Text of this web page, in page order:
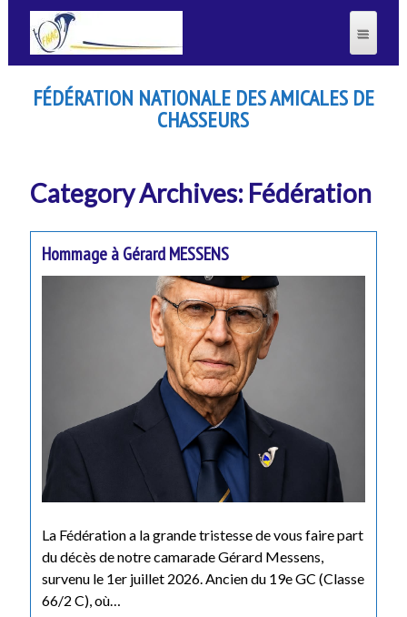
FÉDÉRATION NATIONALE DES AMICALES DE
CHASSEURS
Category Archives: Fédération
Hommage à Gérard MESSENS
La Fédération a la grande tristesse de vous faire part
du décès de notre camarade Gérard Messens,
survenu le 1er juillet 2026. Ancien du 19e GC (Classe
66/2 C), où…